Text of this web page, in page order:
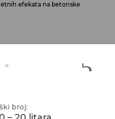
efekata na betonske
broj: